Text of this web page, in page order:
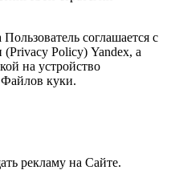
соглашается с
Policy) Yandex, а
на устройство
Файлов куки.
рекламу на Сайте.